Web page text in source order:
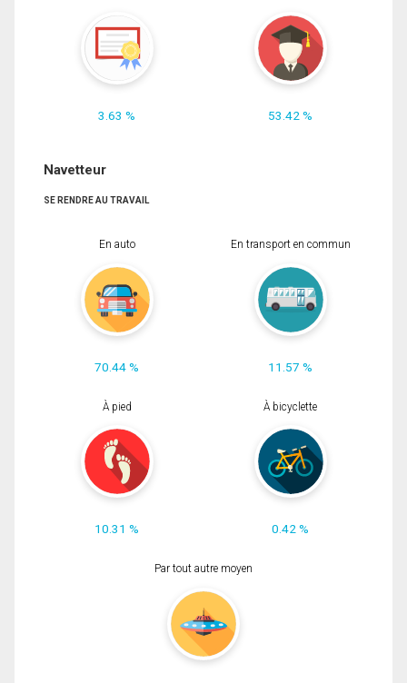
3.63 % 53.42 %
Navetteur
SE RENDRE AU TRAVAIL
En auto
70.44 %
En transport en commun
11.57 %
À pied
10.31 %
À bicyclette
0.42 %
Par tout autre moyen